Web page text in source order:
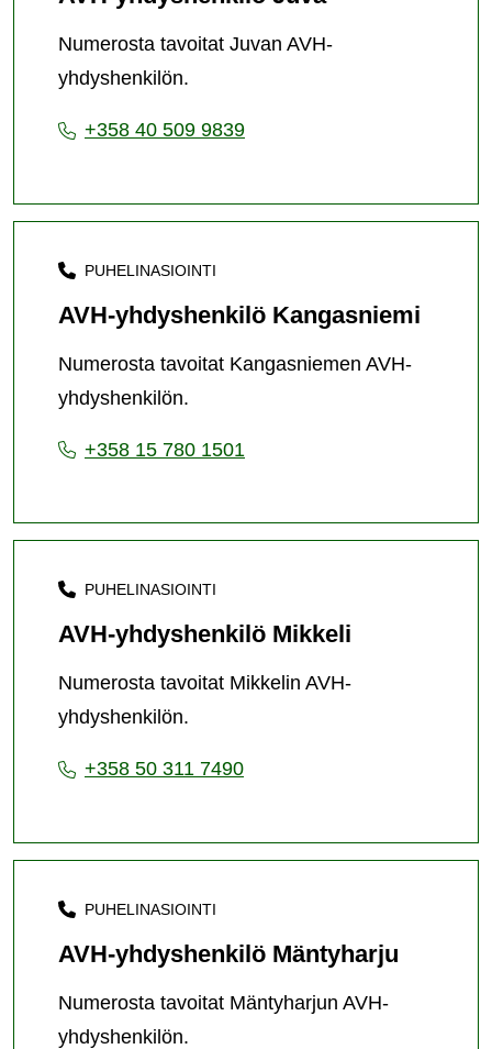
Numerosta tavoitat Juvan AVH-
yhdyshenkilön.
+358 40 509 9839
PUHELINASIOINTI
AVH-yhdyshenkilö Kangasniemi
Numerosta tavoitat Kangasniemen AVH-
yhdyshenkilön.
+358 15 780 1501
PUHELINASIOINTI
AVH-yhdyshenkilö Mikkeli
Numerosta tavoitat Mikkelin AVH-
yhdyshenkilön.
+358 50 311 7490
PUHELINASIOINTI
AVH-yhdyshenkilö Mäntyharju
Numerosta tavoitat Mäntyharjun AVH-
yhdyshenkilön.